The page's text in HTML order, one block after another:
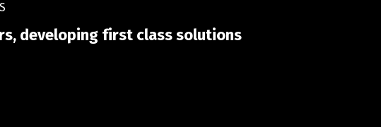
developing first class solutions